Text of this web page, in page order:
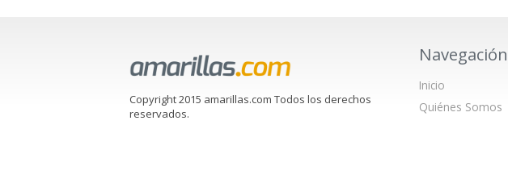
Copyright 2015 amarillas.com Todos los derechos
reservados.
Navegación
Inicio
Quiénes Somos